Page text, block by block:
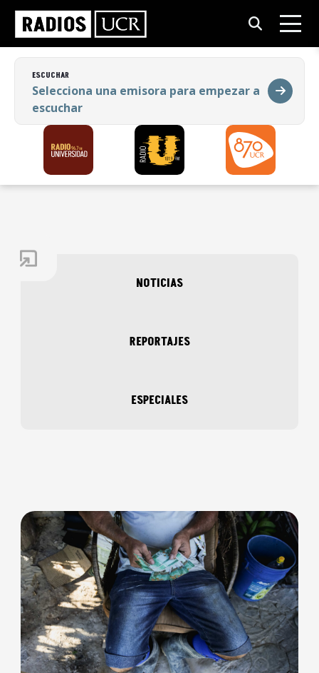
ESCUCHAR
Selecciona una emisora para empezar a
escuchar
ESCUCHAR
Selecciona una emisora para empezar a
escuchar
NOTICIAS
REPORTAJES
ESPECIALES